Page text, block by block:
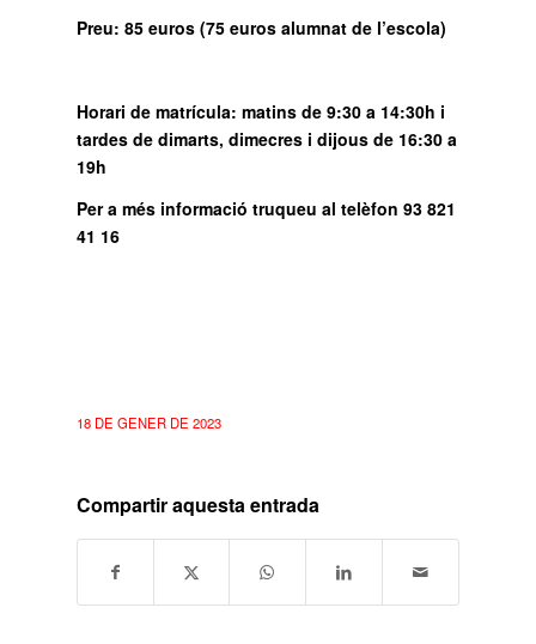
Preu: 85 euros (75 euros alumnat de l’escola)
Horari de matrícula: matins de 9:30 a 14:30h i
tardes de dimarts, dimecres i dijous de 16:30 a
19h
Per a més informació truqueu al telèfon 93 821
41 16
18 DE GENER DE 2023
Compartir aquesta entrada